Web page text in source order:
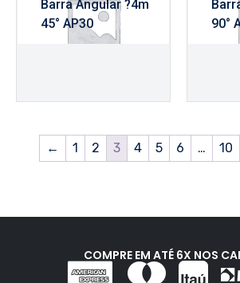
Barra Angular ?4m
45° AP30
90°
← 1 2 3 4 5 6 … 10
COMPRE EM ATÉ 6X NOS